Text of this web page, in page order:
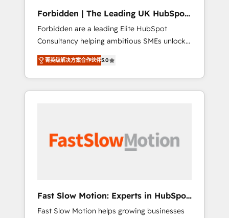
B2B, Immobilier, Viticulture, Finance. 🚀 Nos
livrables : migration sécurisée,
implémentation Marketing + Sales + Service
Hub, synchronisation ERP ↔ HubSpot temps
réel, formation équipes. 🏆 +350 projets
livrés. Accrédités HubSpot CRM
Implementation, Data Migration & Custom
Forbidden | The Leading UK HubSpot
Consultancy
Forbidden are a leading Elite HubSpot
Consultancy helping ambitious SMEs unlock
the full potential of HubSpot. Too many
businesses invest in HubSpot but never see
the ROI they expected due to poor adoption,
messy data, and disconnected teams getting
so it actually drives revenue, not just reports
reporting - Workflow automation and data
clean-up - Sales enablement and team
菁英级解决方案合作伙伴5.0
Fast Slow Motion: Experts in HubSpot
& Salesforce
Fast Slow Motion helps growing businesses